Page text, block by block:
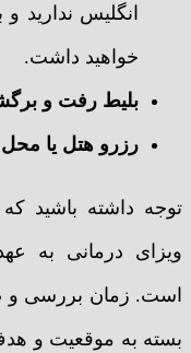
انگلیس ندارید
خواهید داشت.
بلیط رفت و
رزرو هتل یا
توجه داشته باشید
ویزای درمانی به
است. زمان بررسی و
بسته به موقعیت و